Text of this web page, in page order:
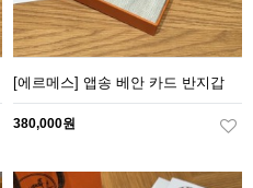
[에르메스] 앱송 베안 카드 반지갑
380,000원